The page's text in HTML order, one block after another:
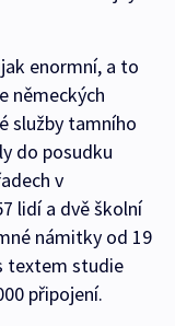
enormní, a to
německých
služby tamního
do posudku
v
lidí a dvě školní
námitky od 19
textem studie
připojení.